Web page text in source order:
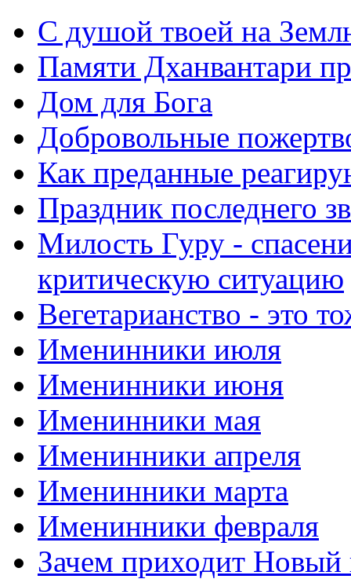
С душой твоей на
Памяти Дханвантари
Дом для Бога
Добровольные
Как преданные
Праздник последнего
Милость Гуру -
критическую ситуацию
Вегетарианство - это
Именинники июля
Именинники июня
Именинники мая
Именинники апреля
Именинники марта
Именинники февраля
Зачем приходит Новый